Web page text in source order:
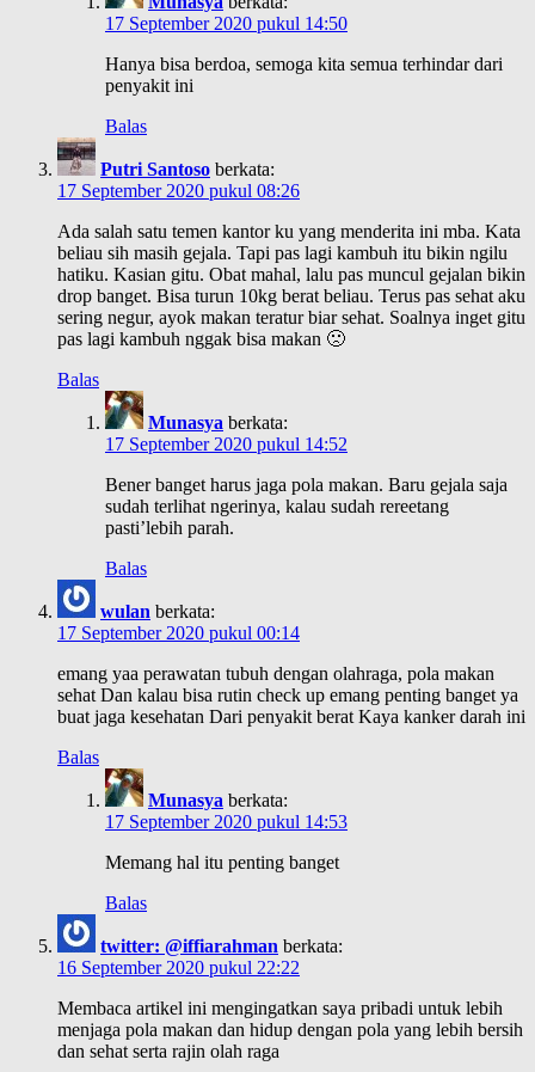
17 September 2020 pukul 14:50
Hanya bisa berdoa, semoga kita semua terhindar dari
penyakit ini
Balas
Putri Santoso berkata:
17 September 2020 pukul 08:26
Ada salah satu temen kantor ku yang menderita ini mba. Kata
beliau sih masih gejala. Tapi pas lagi kambuh itu bikin ngilu
hatiku. Kasian gitu. Obat mahal, lalu pas muncul gejalan bikin
drop banget. Bisa turun 10kg berat beliau. Terus pas sehat aku
sering negur, ayok makan teratur biar sehat. Soalnya inget gitu
pas lagi kambuh nggak bisa makan 🙁
Balas
Munasya berkata:
17 September 2020 pukul 14:52
Bener banget harus jaga pola makan. Baru gejala saja
sudah terlihat ngerinya, kalau sudah rereetang
pasti’lebih parah.
Balas
wulan berkata:
17 September 2020 pukul 00:14
emang yaa perawatan tubuh dengan olahraga, pola makan
sehat Dan kalau bisa rutin check up emang penting banget ya
buat jaga kesehatan Dari penyakit berat Kaya kanker darah ini
Balas
Munasya berkata:
17 September 2020 pukul 14:53
Memang hal itu penting banget
Balas
twitter: @iffiarahman berkata:
16 September 2020 pukul 22:22
Membaca artikel ini mengingatkan saya pribadi untuk lebih
menjaga pola makan dan hidup dengan pola yang lebih bersih
dan sehat serta rajin olah raga